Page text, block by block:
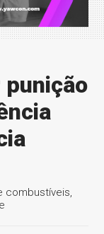
punição
combustíveis,